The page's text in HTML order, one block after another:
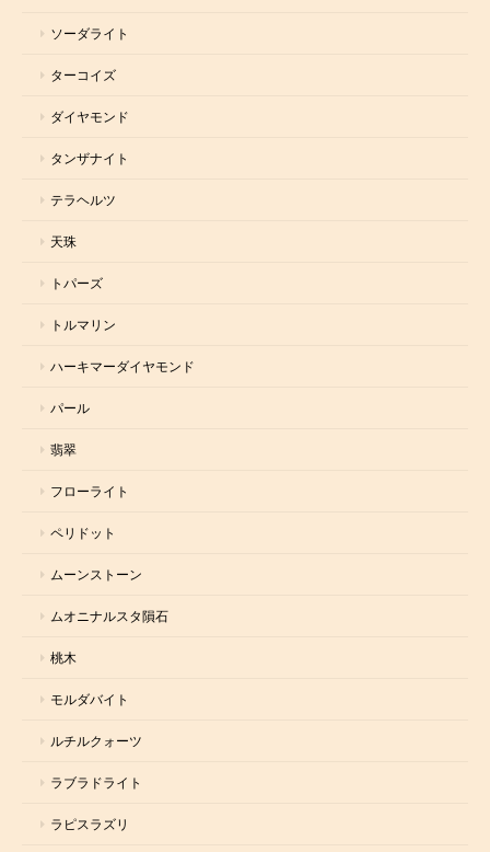
ソーダライト
ターコイズ
ダイヤモンド
タンザナイト
テラヘルツ
天珠
トパーズ
トルマリン
ハーキマーダイヤモンド
パール
翡翠
フローライト
ペリドット
ムーンストーン
ムオニナルスタ隕石
桃木
モルダバイト
ルチルクォーツ
ラブラドライト
ラピスラズリ